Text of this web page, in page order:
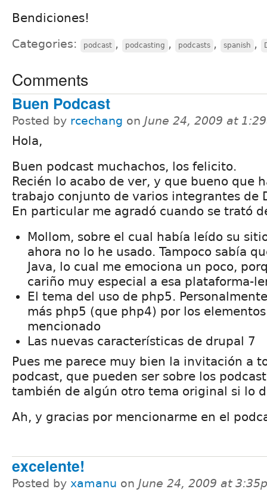
Bendiciones!
Categories: podcast , podcasting , podcasts , spanish ,
Comments
Buen Podcast
Posted by rcechang on June 24, 2009 at
Hola,
Buen podcast muchachos, los felicito.
Recién lo acabo de ver, y que bueno que
trabajo conjunto de varios integrantes de
En particular me agradó cuando se trató
Mollom, sobre el cual había leído su
ahora no lo he usado. Tampoco sabía
Java, lo cual me emociona un poco,
cariño muy especial a esa plataforma-
El tema del uso de php5.
más php5 (que php4) por los
mencionado
Las nuevas características de drupal 7
Pues me parece muy bien la invitación a
podcast, que pueden ser sobre los
también de algún otro tema original si lo
Ah, y gracias por mencionarme en el
excelente!
Posted by xamanu on June 24, 2009 at